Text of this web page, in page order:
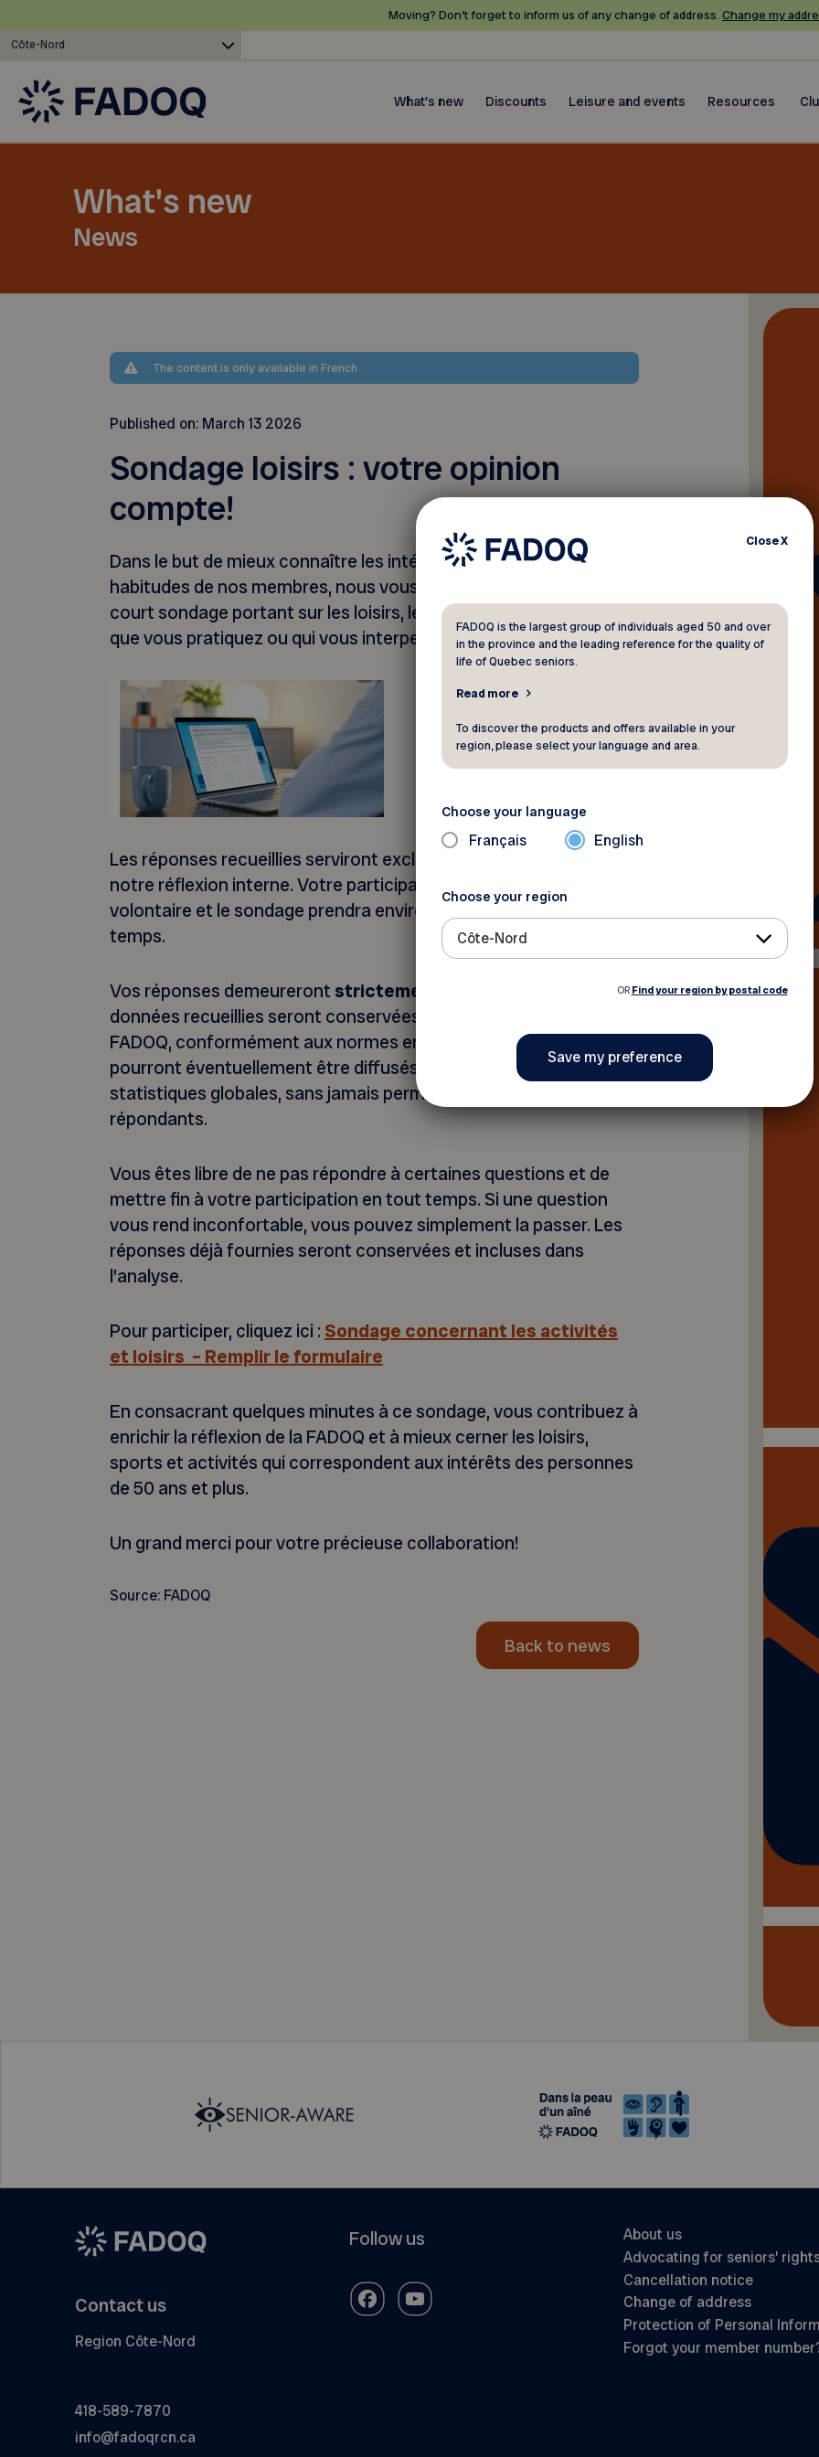
Moving? Don’t forget to inform us of any change of address. Change my
Côte-Nord
What's new Discounts Leisure and events Resources
What's new
News
The content is only available in French
Published on: March 13 2026
Sondage loisirs : votre opinion
compte!
Dans le but de mieux connaître les intérêts, les besoins et les
habitudes de nos membres, nous vous invitons à participer à un
court sondage portant sur les loisirs, les sports et les activités
que vous pratiquez ou qui vous interpellent.
Les réponses recueillies serviront exclusivement à alimenter
notre réflexion interne. Votre participation est entièrement
volontaire et le sondage prendra environ
15 minutes
de votre
temps.
Vos réponses demeureront strictement confidentielles
données recueillies seront conservées pour un usage interne à la
FADOQ, conformément aux normes en vigueur. Les résultats
pourront éventuellement être diffusés sous forme de bilans ou de
statistiques globales, sans jamais permettre d’identifier les
répondants.
Vous êtes libre de ne pas répondre à certaines questions et de
mettre fin à votre participation en tout temps. Si une question
vous rend inconfortable, vous pouvez simplement la passer. Les
réponses déjà fournies seront conservées et incluses dans
l’analyse.
Pour participer, cliquez ici : Sondage concernant les activités
et loisirs – Remplir le formulaire
En consacrant quelques minutes à ce sondage, vous contribuez à
enrichir la réflexion de la FADOQ et à mieux cerner les loisirs,
sports et activités qui correspondent aux intérêts des personnes
de 50 ans et plus.
Un grand merci pour votre précieuse collaboration!
Source: FADOQ
Back to news
Contact us
Region Côte-Nord
418-589-7870
info@fadoqrcn.ca
Follow us
About us
Advocating for seniors’
Cancellation notice
Change of address
Protection of Personal
Forgot your member
CloseX
FADOQ is the largest group of individuals aged 50 and over
in the province and the leading reference for the quality of
life of Quebec seniors.
Read more
To discover the products and offers available in your
region, please select your language and area.
Choose your language
Français English
Choose your region
Côte-Nord
OR Find your region by postal code